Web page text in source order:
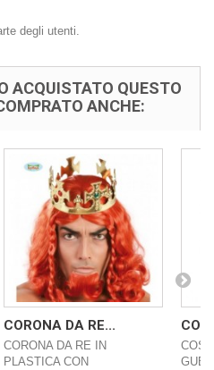
degli utenti.
ACQUISTATO QUESTO
ANCHE:
CORONA DA RE...
CORONA DA RE IN
PLASTICA CON